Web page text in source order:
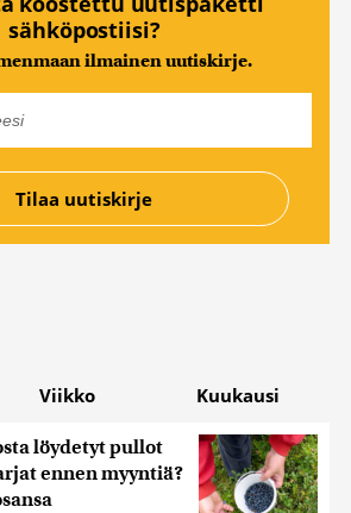
sähköpostiisi?
ilmainen uutiskirje.
Viikko Kuukausi
löydetyt pullot
ennen myyntiä?